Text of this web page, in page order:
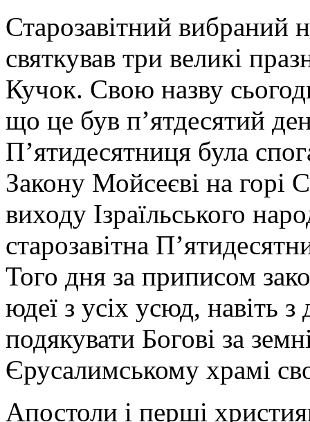
Старозавітний вибраний
святкував три великі
Кучок. Свою назву
що це був п’ятдесятий
П’ятидесятниця була
Закону Мойсеєві на горі
виходу Ізраїльського
старозавітна
Того дня за приписом
юдеї з усіх усюд, навіть
подякувати Богові за
Єрусалимському храмі
Апостоли і перші